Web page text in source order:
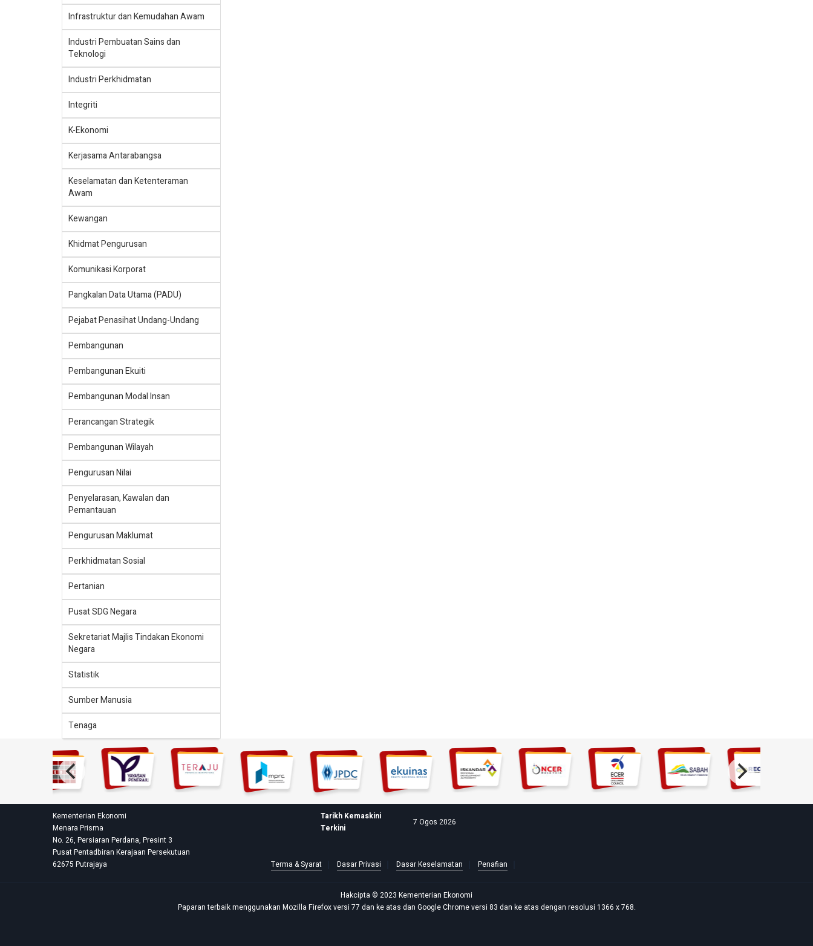
Infrastruktur dan Kemudahan Awam
Industri Pembuatan Sains dan
Teknologi
Industri Perkhidmatan
Integriti
K-Ekonomi
Kerjasama Antarabangsa
Keselamatan dan Ketenteraman
Awam
Kewangan
Khidmat Pengurusan
Komunikasi Korporat
Pangkalan Data Utama (PADU)
Pejabat Penasihat Undang-Undang
Pembangunan
Pembangunan Ekuiti
Pembangunan Modal Insan
Perancangan Strategik
Pembangunan Wilayah
Pengurusan Nilai
Penyelarasan, Kawalan dan
Pemantauan
Pengurusan Maklumat
Perkhidmatan Sosial
Pertanian
Pusat SDG Negara
Sekretariat Majlis Tindakan Ekonomi
Negara
Statistik
Sumber Manusia
Tenaga
Kementerian Ekonomi
Menara Prisma
No. 26, Persiaran Perdana, Presint 3
Pusat Pentadbiran Kerajaan Persekutuan
62675 Putrajaya
Tarikh Kemaskini
Terkini
7 Ogos 2026
Terma & Syarat Dasar Privasi Dasar Keselamatan Penafian
Hakcipta © 2023 Kementerian Ekonomi
Paparan terbaik menggunakan Mozilla Firefox versi 77 dan ke atas dan Google Chrome versi 83 dan ke atas dengan resolusi 1366 x 768.